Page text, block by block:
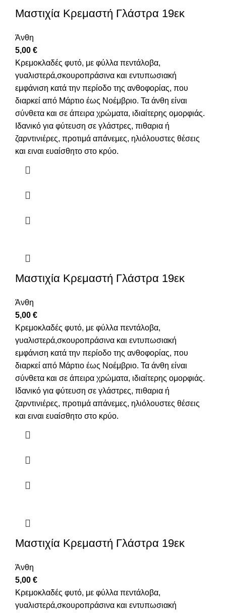
Μαστιχία Κρεμαστή Γλάστρα 19εκ
Άνθη
5,00 €
Κρεμοκλαδές φυτό, με φύλλα πεντάλοβα,
γυαλιστερά,σκουροπράσινα και εντυπωσιακή
εμφάνιση κατά την περίοδο της ανθοφορίας, που
διαρκεί από Μάρτιο έως Νοέμβριο. Τα άνθη είναι
σύνθετα και σε άπειρα χρώματα, ιδιαίτερης ομορφιάς.
Ιδανικό για φύτευση σε γλάστρες, πιθαρια ή
ζαρντινιέρες, προτιμά απάνεμες, ηλιόλουστες θέσεις
και ειναι ευαίσθητο στο κρύο.
Μαστιχία Κρεμαστή Γλάστρα 19εκ
Άνθη
5,00 €
Κρεμοκλαδές φυτό, με φύλλα πεντάλοβα,
γυαλιστερά,σκουροπράσινα και εντυπωσιακή
εμφάνιση κατά την περίοδο της ανθοφορίας, που
διαρκεί από Μάρτιο έως Νοέμβριο. Τα άνθη είναι
σύνθετα και σε άπειρα χρώματα, ιδιαίτερης ομορφιάς.
Ιδανικό για φύτευση σε γλάστρες, πιθαρια ή
ζαρντινιέρες, προτιμά απάνεμες, ηλιόλουστες θέσεις
και ειναι ευαίσθητο στο κρύο.
Μαστιχία Κρεμαστή Γλάστρα 19εκ
Άνθη
5,00 €
Κρεμοκλαδές φυτό, με φύλλα πεντάλοβα,
γυαλιστερά,σκουροπράσινα και εντυπωσιακή